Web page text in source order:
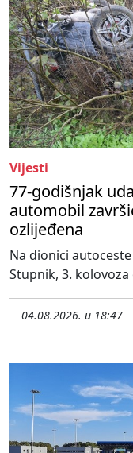
Vijesti
77-godišnjak
automobil
ozlijeđena
Na dionici
Stupnik, 3. kolovoza
04.08.2026. u 18:47